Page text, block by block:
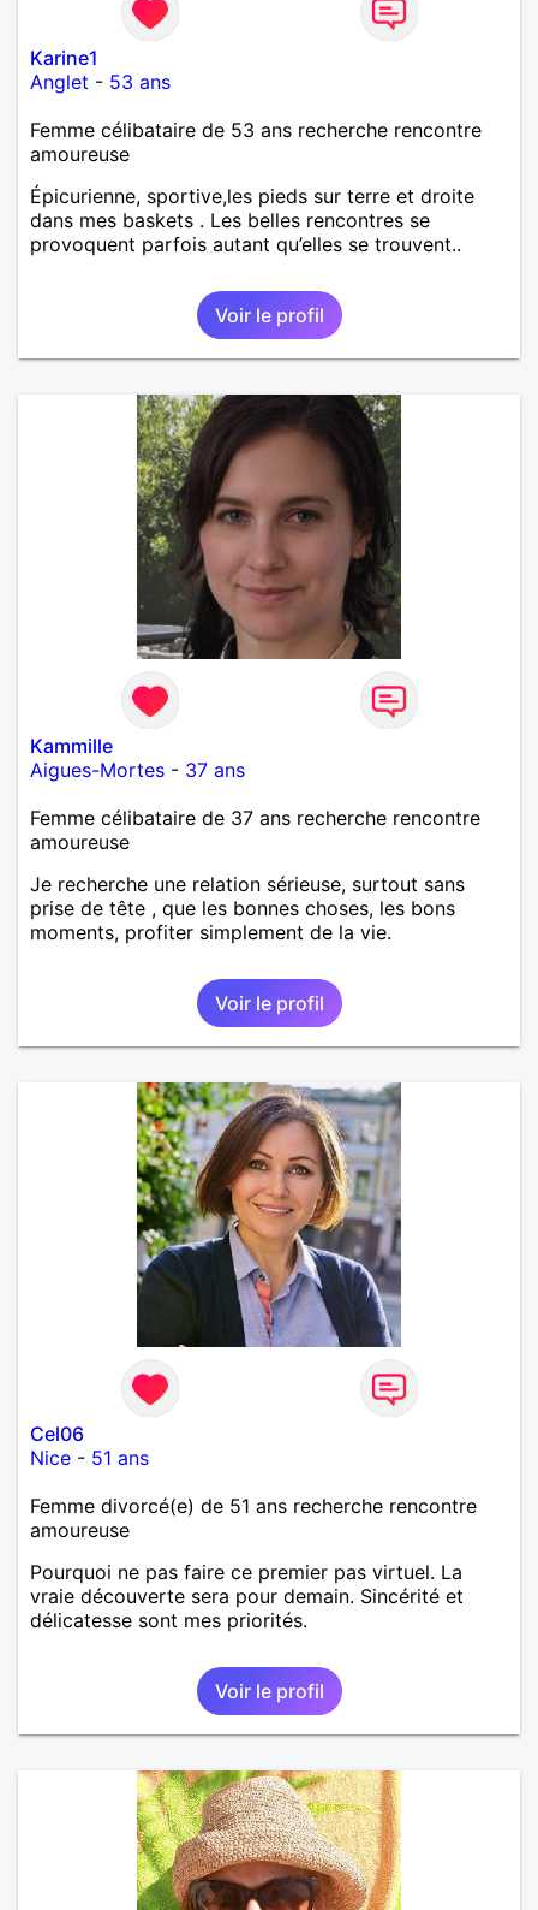
Karine1
Anglet - 53 ans
Femme célibataire de 53 ans recherche rencontre
amoureuse
Épicurienne, sportive,les pieds sur terre et droite
dans mes baskets . Les belles rencontres se
provoquent parfois autant qu’elles se trouvent..
Voir le profil
Kammille
Aigues-Mortes - 37 ans
Femme célibataire de 37 ans recherche rencontre
amoureuse
Je recherche une relation sérieuse, surtout sans
prise de tête , que les bonnes choses, les bons
moments, profiter simplement de la vie.
Voir le profil
Cel06
Nice - 51 ans
Femme divorcé(e) de 51 ans recherche rencontre
amoureuse
Pourquoi ne pas faire ce premier pas virtuel. La
vraie découverte sera pour demain. Sincérité et
délicatesse sont mes priorités.
Voir le profil